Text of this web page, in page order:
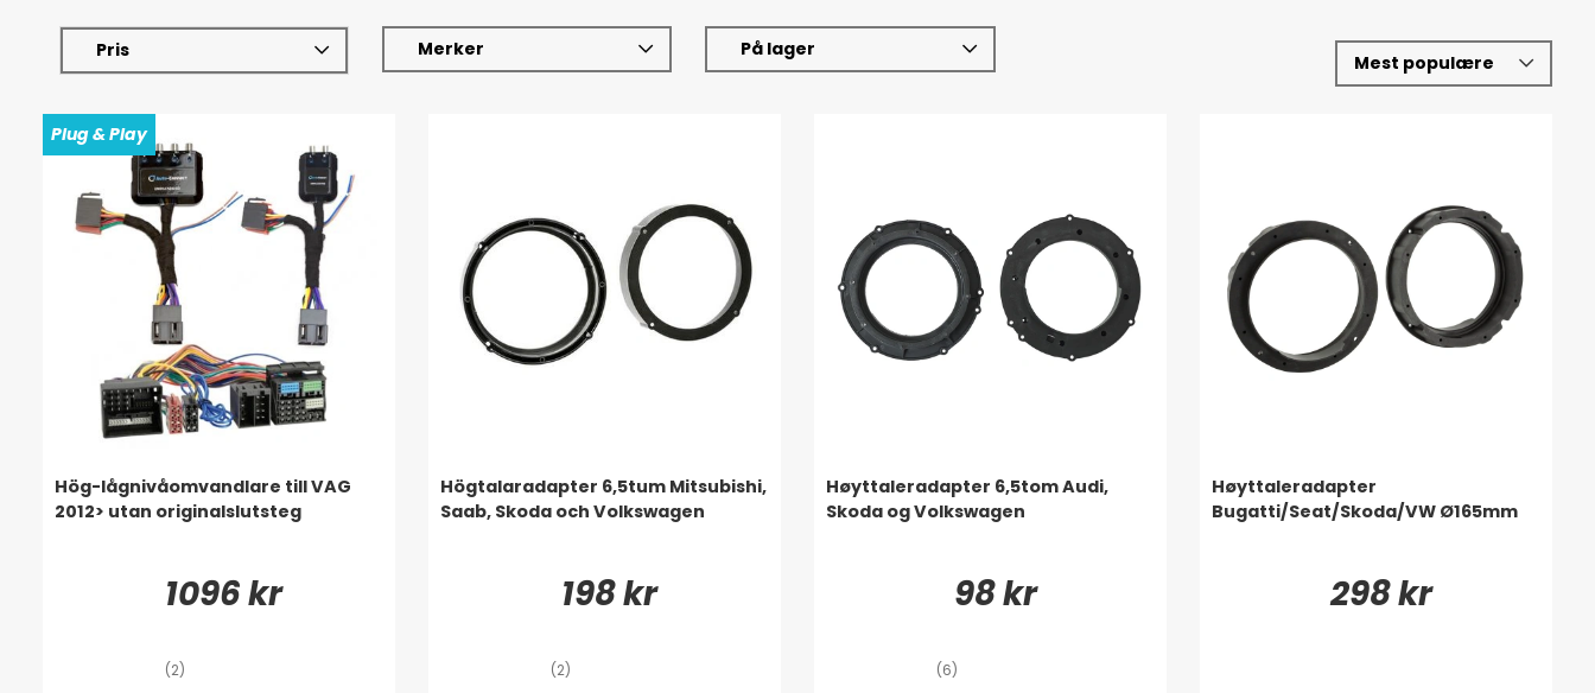
Pris Merker På lager
Plug & Play
Hög-lågnivåomvandlare till VAG
2012> utan originalslutsteg
1096 kr
(2)
Högtalaradapter 6,5tum Mitsubishi,
Saab, Skoda och Volkswagen
198 kr
(2)
Høyttaleradapter 6,5tom Audi,
Skoda og Volkswagen
98 kr
(6)
Høyttaleradapter
Bugatti/Seat/Skoda/VW Ø165mm
298 kr